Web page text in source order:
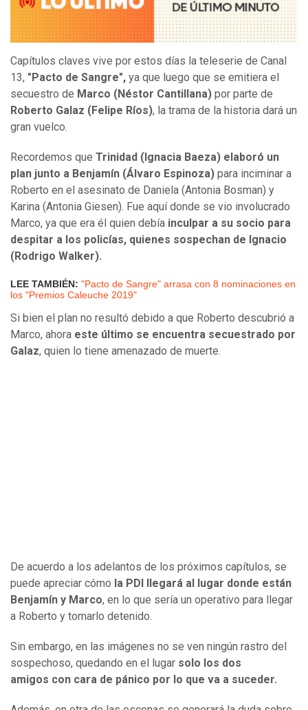
Capítulos claves vive por estos días la teleserie de Canal
13, "Pacto de Sangre", ya que luego que se emitiera el
secuestro de Marco (Néstor Cantillana) por parte de
Roberto Galaz (Felipe Ríos), la trama de la historia dará un
gran vuelco.
Recordemos que Trinidad (Ignacia Baeza) elaboró un
plan junto a Benjamín (Álvaro Espinoza) para inciminar a
Roberto en el asesinato de Daniela (Antonia Bosman) y
Karina (Antonia Giesen). Fue aquí donde se vio involucrado
Marco, ya que era él quien debía inculpar a su socio para
despitar a los policías, quienes sospechan de Ignacio
(Rodrigo Walker).
LEE TAMBIÉN: "Pacto de Sangre" arrasa con 8 nominaciones en
los "Premios Caleuche 2019"
Si bien el plan no resultó debido a que Roberto descubrió a
Marco, ahora este último se encuentra secuestrado por
Galaz, quien lo tiene amenazado de muerte.
De acuerdo a los adelantos de los próximos capítulos, se
puede apreciar cómo la PDI llegará al lugar donde están
Benjamín y Marco, en lo que sería un operativo para llegar
a Roberto y tomarlo detenido.
Sin embargo, en las imágenes no se ven ningún rastro del
sospechoso, quedando en el lugar solo los dos
amigos con cara de pánico por lo que va a suceder.